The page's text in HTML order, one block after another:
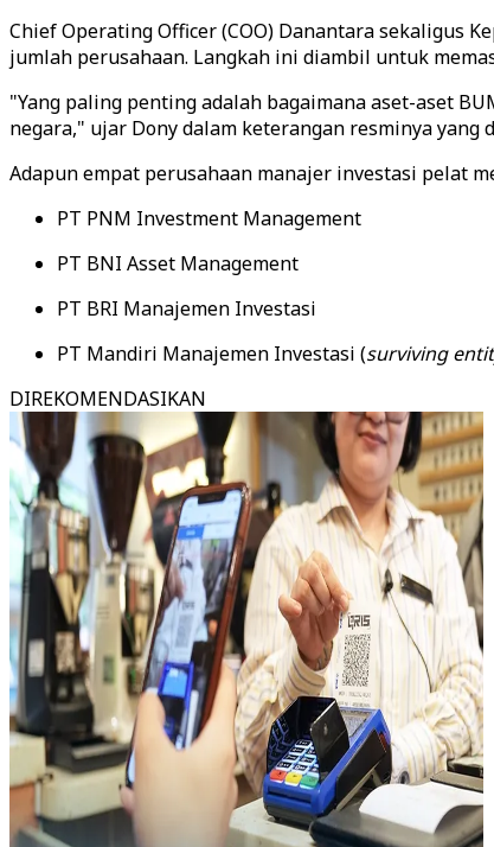
Chief Operating Officer (COO) Danantara sekaligus
jumlah perusahaan. Langkah ini diambil untuk
"Yang paling penting adalah bagaimana aset-aset
negara," ujar Dony dalam keterangan resminya yang
Adapun empat perusahaan manajer investasi pelat
PT PNM Investment Management
PT BNI Asset Management
PT BRI Manajemen Investasi
PT Mandiri Manajemen Investasi (surviving
DIREKOMENDASIKAN